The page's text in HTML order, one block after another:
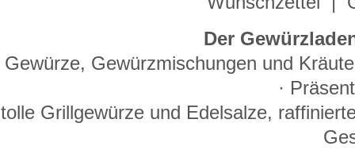
Der
Gewürze, Gewürzmischungen und
·
tolle Grillgewürze und Edelsalze,